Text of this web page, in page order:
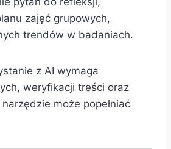
zajęć grupowych,
trendów w badaniach.
z AI wymaga
weryfikacji treści oraz
może popełniać